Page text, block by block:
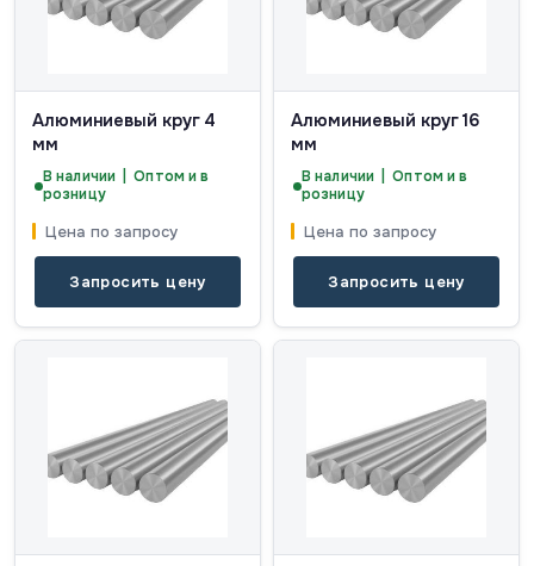
Алюминиевый круг 4
мм
В наличии | Оптом и в
розницу
Цена по запросу
Запросить цену
Алюминиевый круг 16
мм
В наличии | Оптом и в
розницу
Цена по запросу
Запросить цену